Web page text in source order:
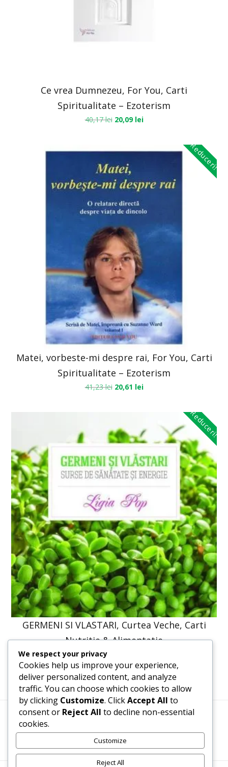
Ce vrea Dumnezeu, For You, Carti
Spiritualitate – Ezoterism
40,17lei 20,09 lei
Reduceri!
Matei, vorbeste-mi despre rai, For You, Carti
Spiritualitate – Ezoterism
41,23lei 20,61 lei
Reduceri!
GERMENI SI VLASTARI, Curtea Veche, Carti
Nutritie & Alimentatie
41,23lei
Termeni, Condiții & Protecția Datelor (GDPR)
We respect your privacy
Cookies help us improve your experience,
deliver personalized content, and analyze
traffic. You can choose which cookies to allow
by clicking Customize. ClickAccept All to
consent or Reject All to decline non-essential
cookies.
Customize
Reject All